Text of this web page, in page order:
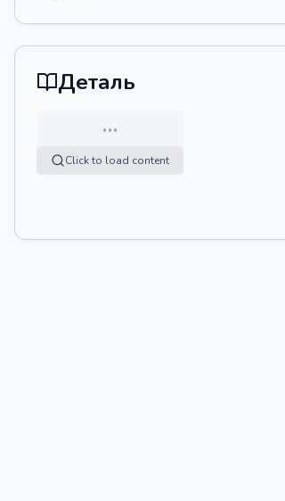
Деталь
…
Click to load content